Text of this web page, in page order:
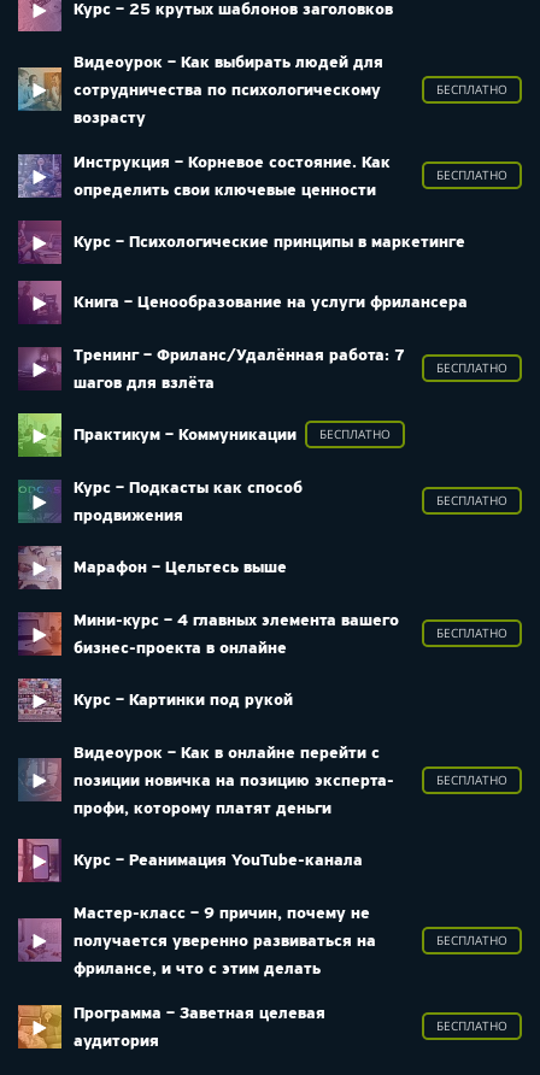
Курс – 25 крутых шаблонов заголовков
Видеоурок – Как выбирать людей для
сотрудничества по психологическому
возрасту
БЕСПЛАТНО
Инструкция – Корневое состояние. Как
определить свои ключевые ценности
БЕСПЛАТНО
Курс – Психологические принципы в маркетинге
Книга – Ценообразование на услуги фрилансера
Тренинг – Фриланс/Удалённая работа: 7
шагов для взлёта
БЕСПЛАТНО
Практикум – Коммуникации БЕСПЛАТНО
Курс – Подкасты как способ
продвижения
БЕСПЛАТНО
Марафон – Цельтесь выше
Мини-курс – 4 главных элемента вашего
бизнес-проекта в онлайне
БЕСПЛАТНО
Курс – Картинки под рукой
Видеоурок – Как в онлайне перейти с
позиции новичка на позицию эксперта-
профи, которому платят деньги
БЕСПЛАТНО
Курс – Реанимация YouTube-канала
Мастер-класс – 9 причин, почему не
получается уверенно развиваться на
фрилансе, и что с этим делать
БЕСПЛАТНО
Программа – Заветная целевая
аудитория
БЕСПЛАТНО